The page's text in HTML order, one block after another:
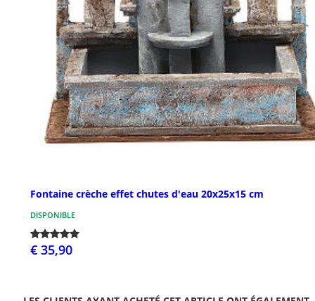
Fontaine crèche effet chutes d'eau 20x25x15 cm
DISPONIBLE
€ 35,90